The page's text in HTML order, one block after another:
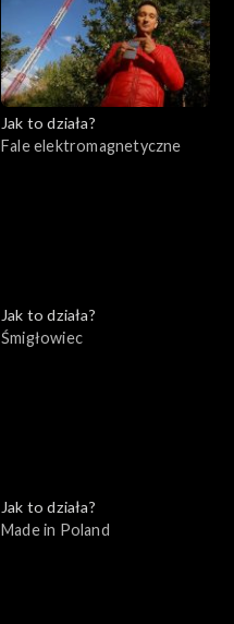
Jak to działa?
Fale elektromagnetyczne
Jak to działa?
Śmigłowiec
Jak to działa?
Made in Poland